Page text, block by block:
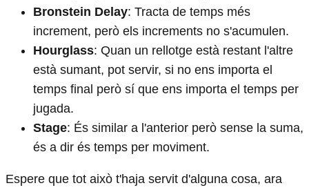
Bronstein Delay: Tracta de temps més
increment, però els increments no s'acumulen.
Hourglass: Quan un rellotge està restant l'altre
està sumant, pot servir, si no ens importa el
temps final però sí que ens importa el temps per
jugada.
Stage: És similar a l'anterior però sense la suma,
és a dir és temps per moviment.
Espere que tot això t'haja servit d'alguna cosa, ara